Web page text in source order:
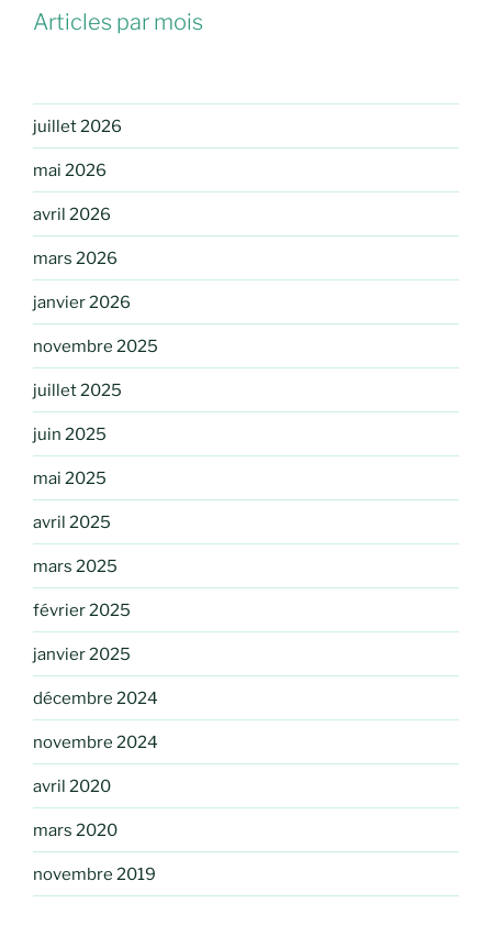
Articles par mois
juillet 2026
mai 2026
avril 2026
mars 2026
janvier 2026
novembre 2025
juillet 2025
juin 2025
mai 2025
avril 2025
mars 2025
février 2025
janvier 2025
décembre 2024
novembre 2024
avril 2020
mars 2020
novembre 2019